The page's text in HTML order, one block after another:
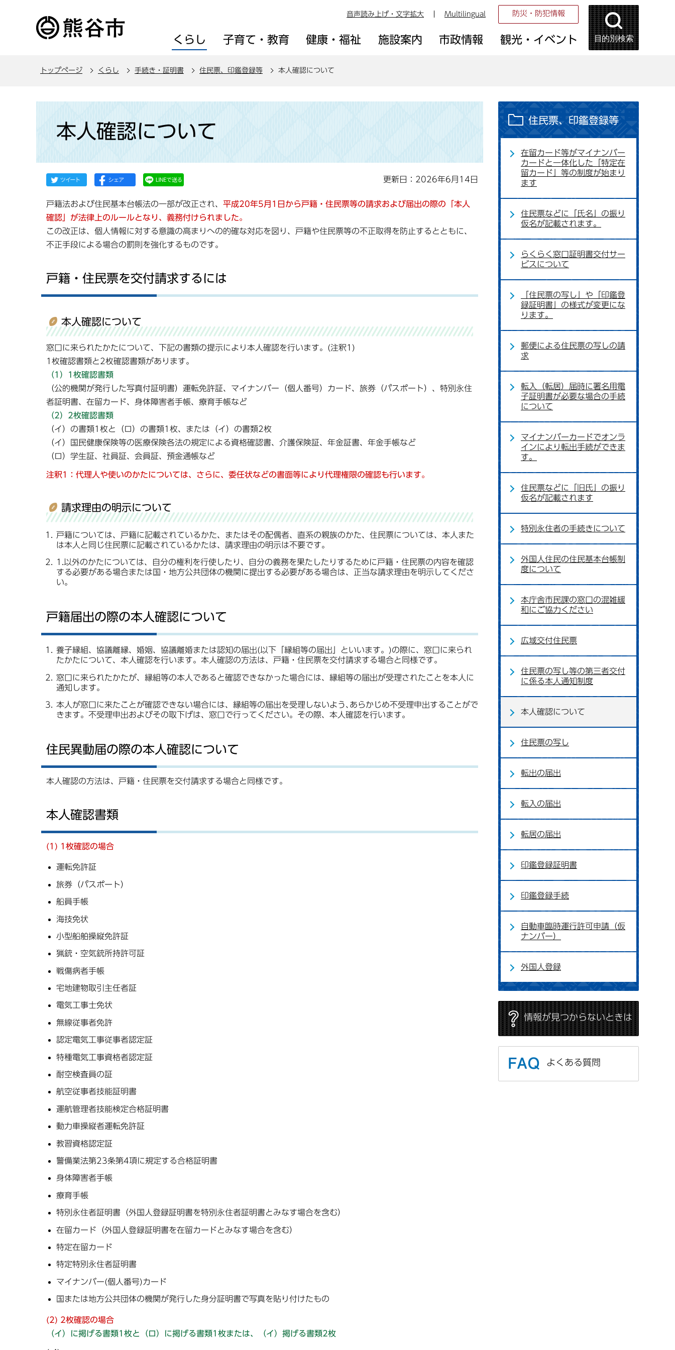
音声読み上げ・文字拡大 Multilingual 防災・防犯情報
くらし 子育て・教育 健康・福祉 施設案内 市政情報 観光・イベント 目的別検索
トップページ くらし 手続き・証明書 住民票、印鑑登録等 本人確認について
か
本人確認について
更新日：2026年6月14日
戸籍法および住民基本台帳法の一部が改正され、 平成20年5月1日から戸籍・住民票等の請求および届出の際の「本人
確認」が法律上のルールとなり、義務付けられました。
この改正は、個人情報に対する意識の高まりへの的確な対応を図り、戸籍や住民票等の不正取得を防止するとともに、
不正手段による場合の罰則を強化するものです。
戸籍・住民票を交付請求するには
本人確認について
窓口に来られたかたについて、下記の書類の提示により本人確認を行います。(注釈1)
1枚確認書類と2枚確認書類があります。
（1）1枚確認書類
（公的機関が発行した写真付証明書）運転免許証、マイナンバー（個人番号）カード、旅券（パスポート）、特別永住
者証明書、在留カード、身体障害者手帳、療育手帳など
（2）2枚確認書類
（イ）の書類1枚と（ロ）の書類1枚、または（イ）の書類2枚
（イ）国民健康保険等の医療保険各法の規定による資格確認書、介護保険証、年金証書、年金手帳など
（ロ）学生証、社員証、会員証、預金通帳など
注釈1：代理人や使いのかたについては、さらに、委任状などの書面等により代理権限の確認も行います。
請求理由の明示について
戸籍については、戸籍に記載されているかた、またはその配偶者、直系の親族のかた、住民票については、本人また
は本人と同じ住民票に記載されているかたは、請求理由の明示は不要です。
1.以外のかたについては、自分の権利を行使したり、自分の義務を果たしたりするために戸籍・住民票の内容を確認
する必要がある場合または国・地方公共団体の機関に提出する必要がある場合は、正当な請求理由を明示してくださ
い。
戸籍届出の際の本人確認について
養子縁組、協議離縁、婚姻、協議離婚または認知の届出(以下「縁組等の届出」といいます。)の際に、窓口に来られ
たかたについて、本人確認を行います。本人確認の方法は、戸籍・住民票を交付請求する場合と同様です。
窓口に来られたかたが、縁組等の本人であると確認できなかった場合には、縁組等の届出が受理されたことを本人に
通知します。
本人が窓口に来たことが確認できない場合には、縁組等の届出を受理しないよう､あらかじめ不受理申出することがで
きます。不受理申出およびその取下げは、窓口で行ってください。その際、本人確認を行います。
住民異動届の際の本人確認について
本人確認の方法は、戸籍・住民票を交付請求する場合と同様です。
本人確認書類
(1) 1枚確認の場合
運転免許証
旅券（パスポート）
船員手帳
海技免状
小型船舶操縦免許証
猟銃・空気銃所持許可証
戦傷病者手帳
宅地建物取引主任者証
電気工事士免状
無線従事者免許
認定電気工事従事者認定証
特種電気工事資格者認定証
耐空検査員の証
航空従事者技能証明書
運航管理者技能検定合格証明書
動力車操縦者運転免許証
教習資格認定証
警備業法第23条第4項に規定する合格証明書
身体障害者手帳
療育手帳
特別永住者証明書（外国人登録証明書を特別永住者証明書とみなす場合を含む）
在留カード（外国人登録証明書を在留カードとみなす場合を含む）
特定在留カード
特定特別永住者証明書
マイナンバー(個人番号)カード
国または地方公共団体の機関が発行した身分証明書で写真を貼り付けたもの
(2) 2枚確認の場合
（イ）に掲げる書類1枚と（ロ）に掲げる書類1枚または、（イ）掲げる書類2枚
住民票、印鑑登録等
在留カード等がマイナンバー
カードと一体化した「特定在
留カード」等の制度が始まり
ます
住民票などに「氏名」の振り
仮名が記載されます。
らくらく窓口証明書交付サー
ビスについて
「住民票の写し」や「印鑑登
録証明書」の様式が変更にな
ります。
郵便による住民票の写しの請
求
転入（転居）届時に署名用電
子証明書が必要な場合の手続
について
マイナンバーカードでオンラ
インにより転出手続ができま
す。
住民票などに「旧氏」の振り
仮名が記載されます
特別永住者の手続きについて
外国人住民の住民基本台帳制
度について
本庁舎市民課の窓口の混雑緩
和にご協力ください
広域交付住民票
住民票の写し等の第三者交付
に係る本人通知制度
本人確認について
住民票の写し
転出の届出
転入の届出
転居の届出
印鑑登録証明書
印鑑登録手続
自動車臨時運行許可申請（仮
ナンバー）
外国人登録
情報が見つからないときは
よくある質問